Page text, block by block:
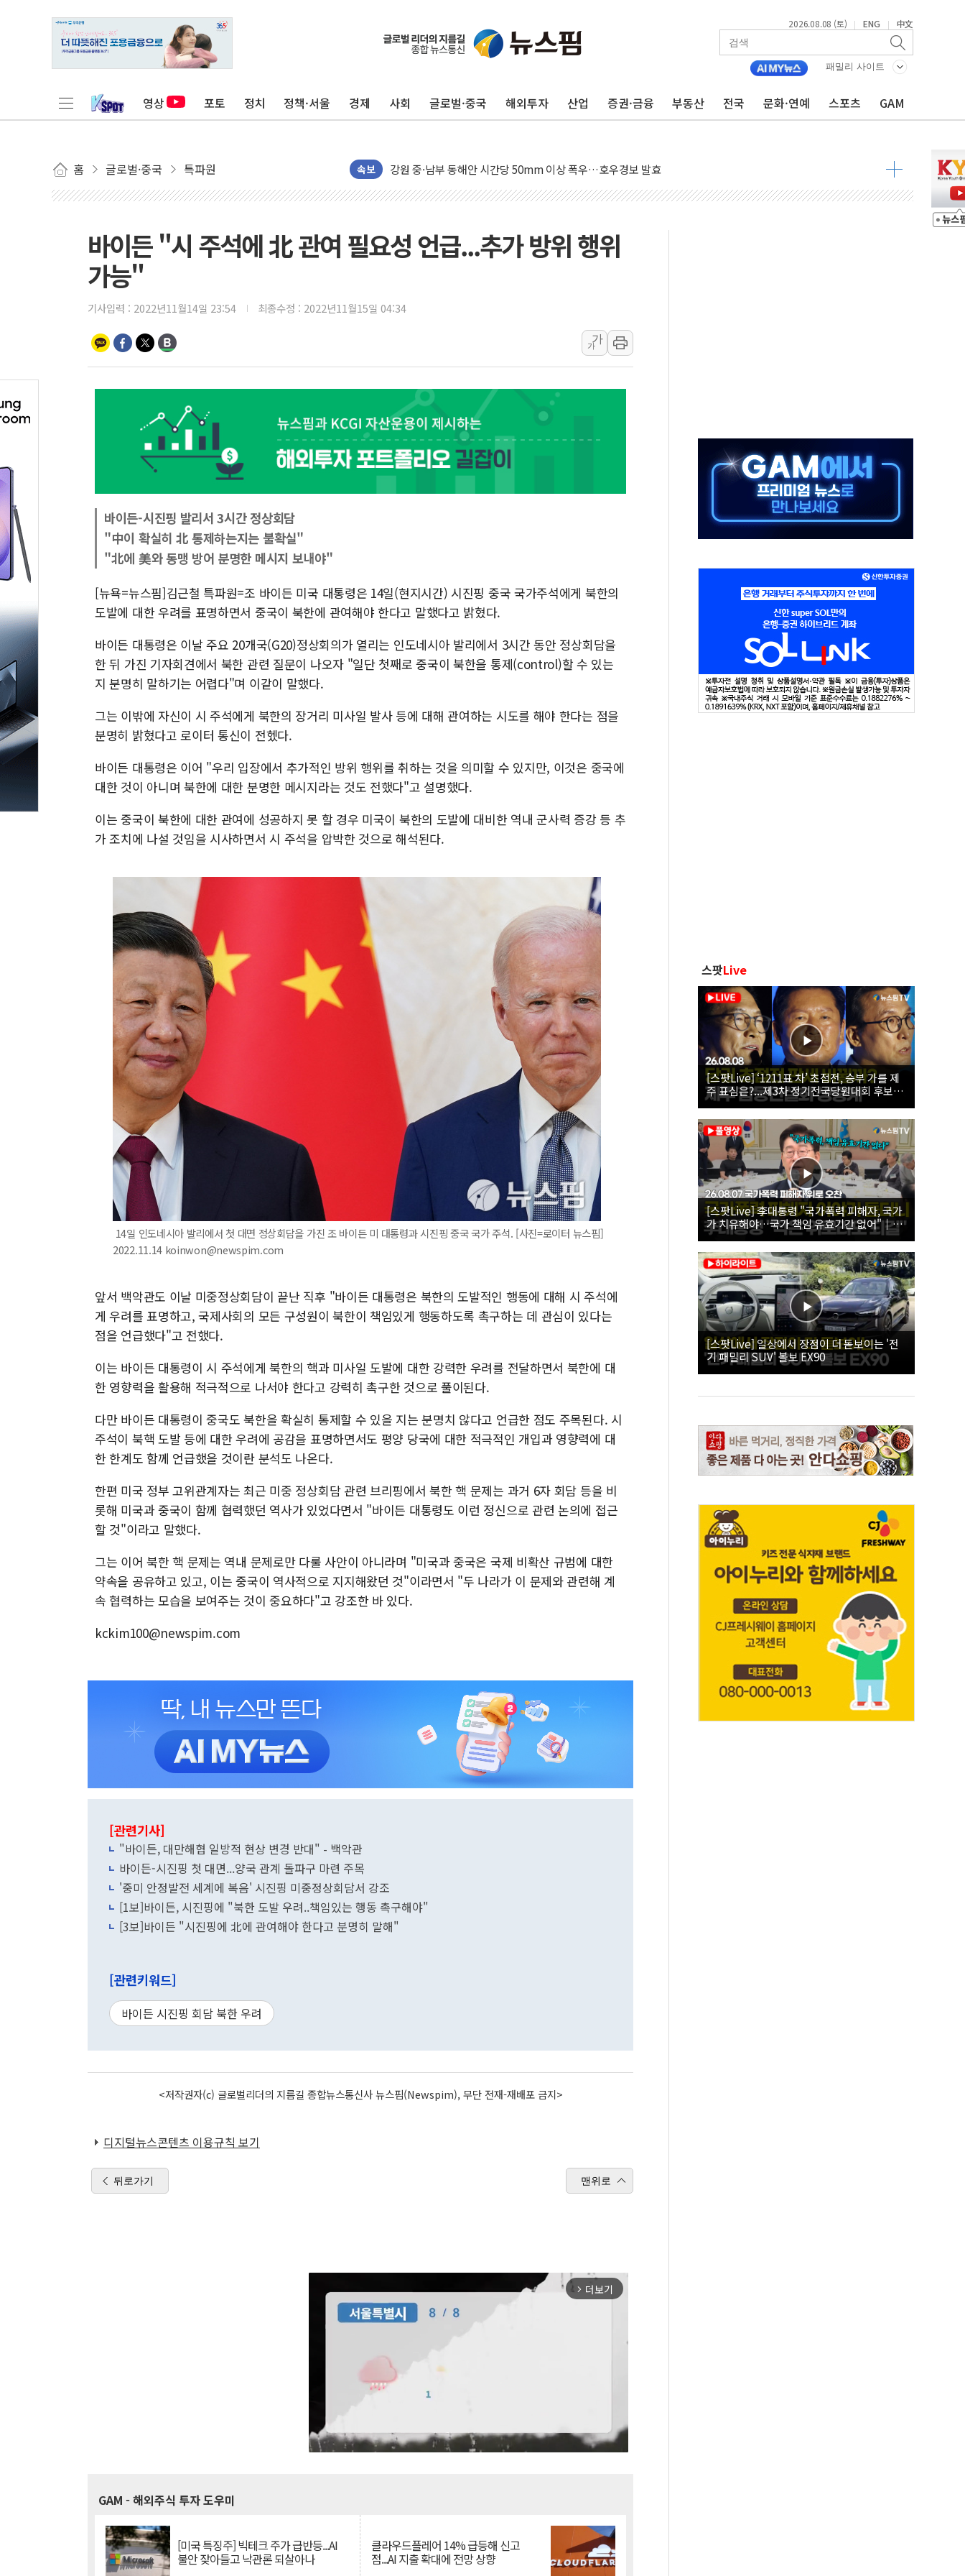
2026.08.08 (토) | ENG | 中文
패밀리 사이트
영상 포토 정치 정책·서울 경제 사회 글로벌·중국 해외투자 산업 증권·금융 부동산 전국 문화·연예 스포츠 GAM
홈 글로벌·중국 특파원 속보
동해중부 전 해상 풍랑주의보…10일까지 최대 3.5m 높은 물결
연일 폭염에 온열질환 사망 23명…정부, 비상대응기구 가동
인제 용대리 계곡서 수위 상승으로 피서객 7명 고립…전원 구조
동해시, 11~14일 '별똥별 멍' 운영…페르세우스 유성우 관측
청양 밭에서 일하던 90대 숨져…온열질환 여부 조사
폭염에 車 운전면허 기능시험 오전 집중 편성…체감온도 38도 넘으면 중단
'호우 특보' 경북 울진 시간당 20~30mm 강한 비...가뭄 해소될 듯
주말 무더위·열대야 지속…내륙 곳곳 소나기
한상협, 업계 개인정보 보안 새판 짠다…'자율규제단체' 타진
민주당, 오늘 제주·인천 경선 발표...김민석 '재역전' vs 정청래 '격차 확대'
트럼프, 쿡 연준 이사 해임 재추진…"26일까지 의혹 소명" 요구
유럽증시, 美 고용 예상 밖 부진에 연준 금리 인상 가능성 낮아지며 상승… STOXX 600 지수는 나흘 연속 최고치
미 연준 매파 기세 꺾이나…고용 감소에 9월 동결 전망 우세
바이든 "시 주석에 北 관여 필요성 언급...추가 방위 행위
가능"
기사입력 : 2022년11월14일 23:54 최종수정 : 2022년11월15일 04:34
가
가
바이든-시진핑 발리서 3시간 정상회담
"中이 확실히 北 통제하는지는 불확실"
"北에 美와 동맹 방어 분명한 메시지 보내야"
[뉴욕=뉴스핌]김근철 특파원=조 바이든 미국 대통령은 14일(현지시간) 시진핑 중국 국가주석에게 북한의
도발에 대한 우려를 표명하면서 중국이 북한에 관여해야 한다고 말했다고 밝혔다.
바이든 대통령은 이날 주요 20개국(G20)정상회의가 열리는 인도네시아 발리에서 3시간 동안 정상회담을
한 뒤 가진 기자회견에서 북한 관련 질문이 나오자 "일단 첫째로 중국이 북한을 통제(control)할 수 있는
지 분명히 말하기는 어렵다"며 이같이 말했다.
그는 이밖에 자신이 시 주석에게 북한의 장거리 미사일 발사 등에 대해 관여하는 시도를 해야 한다는 점을
분명히 밝혔다고 로이터 통신이 전헸다.
바이든 대통령은 이어 "우리 입장에서 추가적인 방위 행위를 취하는 것을 의미할 수 있지만, 이것은 중국에
대한 것이 아니며 북한에 대한 분명한 메시지라는 것도 전했다"고 설명했다.
이는 중국이 북한에 대한 관여에 성공하지 못 할 경우 미국이 북한의 도발에 대비한 역내 군사력 증강 등 추
가 조치에 나설 것임을 시사하면서 시 주석을 압박한 것으로 해석된다.
14일 인도네시아 발리에서 첫 대면 정상회담을 가진 조 바이든 미 대통령과 시진핑 중국 국가 주석. [사진=로이터 뉴스핌]
2022.11.14 koinwon@newspim.com
앞서 백악관도 이날 미중정상회담이 끝난 직후 "바이든 대통령은 북한의 도발적인 행동에 대해 시 주석에
게 우려를 표명하고, 국제사회의 모든 구성원이 북한이 책임있게 행동하도록 촉구하는 데 관심이 있다는
점을 언급했다"고 전했다.
이는 바이든 대통령이 시 주석에게 북한의 핵과 미사일 도발에 대한 강력한 우려를 전달하면서 북한에 대
한 영향력을 활용해 적극적으로 나서야 한다고 강력히 촉구한 것으로 풀이된다.
다만 바이든 대통령이 중국도 북한을 확실히 통제할 수 있을 지는 분명치 않다고 언급한 점도 주목된다. 시
주석이 북핵 도발 등에 대한 우려에 공감을 표명하면서도 평양 당국에 대한 적극적인 개입과 영향력에 대
한 한계도 함께 언급했을 것이란 분석도 나온다.
한편 미국 정부 고위관계자는 최근 미중 정상회담 관련 브리핑에서 북한 핵 문제는 과거 6자 회담 등을 비
롯해 미국과 중국이 함께 협력했던 역사가 있었다면서 "바이든 대통령도 이런 정신으로 관련 논의에 접근
할 것"이라고 말했다.
그는 이어 북한 핵 문제는 역내 문제로만 다룰 사안이 아니라며 "미국과 중국은 국제 비확산 규범에 대한
약속을 공유하고 있고, 이는 중국이 역사적으로 지지해왔던 것"이라면서 "두 나라가 이 문제와 관련해 계
속 협력하는 모습을 보여주는 것이 중요하다"고 강조한 바 있다.
kckim100@newspim.com
[관련기사]
"바이든, 대만해협 일방적 현상 변경 반대" - 백악관
바이든-시진핑 첫 대면...양국 관계 돌파구 마련 주목
'중미 안정발전 세계에 복음' 시진핑 미중정상회담서 강조
[1보]바이든, 시진핑에 "북한 도발 우려..책임있는 행동 촉구해야"
[3보]바이든 "시진핑에 北에 관여해야 한다고 분명히 말해"
[관련키워드]
바이든 시진핑 회담 북한 우려
<저작권자(c) 글로벌리더의 지름길 종합뉴스통신사 뉴스핌(Newspim), 무단 전재-재배포 금지>
디지털뉴스콘텐츠 이용규칙 보기
뒤로가기 맨위로
arrow_forward_ios 더보기
GAM - 해외주식 투자 도우미
[미국 특징주] 빅테크 주가 급반등...AI
불안 잦아들고 낙관론 되살아나
클라우드플레어 14% 급등해 신고
점...AI 지출 확대에 전망 상향
스팟Live
[스팟Live] ‘1211표 차’ 초접전, 승부 가를 제
주 표심은?...제3차 정기전국당원대회 후보자
제주 합동연설회 생중계 | 26.08.08
[스팟Live] 李대통령 "국가폭력 피해자, 국가
가 치유해야…국가 책임 유효기간 없어"｜
26.08.07 국가폭력 피해자 위로 오찬
[스팟Live] 일상에서 장점이 더 돋보이는 '전
기 패밀리 SUV' 볼보 EX90